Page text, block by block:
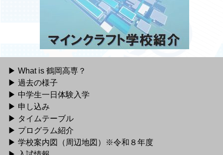
What is 鶴岡高専？
過去の様子
中学生一日体験入学
申し込み
タイムテーブル
プログラム紹介
学校案内図（周辺地図）※令和８年度